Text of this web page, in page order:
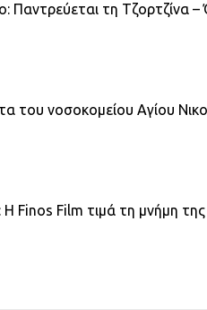
Παντρεύεται τη Τζορτζίνα
του νοσοκομείου Αγίου
Finos Film τιμά τη μνήμη